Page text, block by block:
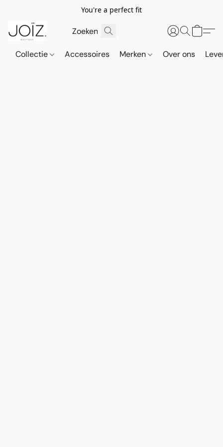
You're a perfect fit
Collectie Accessoires Merken Over ons